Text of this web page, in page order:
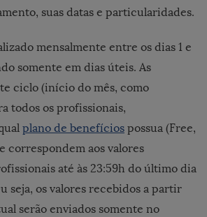
suas datas e particularidades.
mensalmente entre os dias 1 e
somente em dias úteis. As
ciclo (início do mês, como
todos os profissionais,
plano de benefícios possua (Free,
correspondem aos valores
até às 23:59h do último dia
seja, os valores recebidos a partir
serão enviados somente no